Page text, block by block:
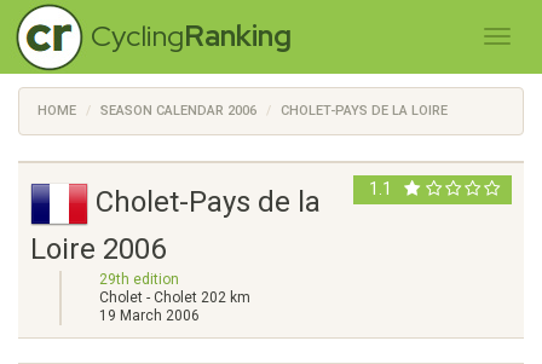
CyclingRanking
HOME SEASON CALENDAR 2006 CHOLET-PAYS DE LA LOIRE
1.1
Cholet-Pays de la
Loire 2006
29th edition
Cholet - Cholet 202 km
19 March 2006